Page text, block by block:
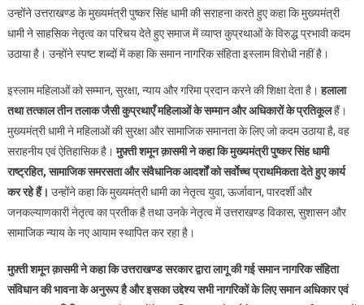
उन्होंने उत्तराखण्ड के मुख्यमंत्री पुष्कर सिंह धामी की सराहना करते हुए कहा कि मुख्यमंत्री
धामी ने साहसिक नेतृत्व का परिचय देते हुए समाज में व्याप्त कुप्रथाओं के विरुद्ध प्रभावी कदम
उठाया है। उन्होंने स्पष्ट शब्दों में कहा कि समान नागरिक संहिता इस्लाम विरोधी नहीं है।
इस्लाम महिलाओं को सम्मान, सुरक्षा, न्याय और गरिमा प्रदान करने की शिक्षा देता है।हलाला
तथा तत्काल तीन तलाक जैसी कुप्रथाएँ महिलाओं के सम्मान और अधिकारों के प्रतिकूलहैं।
मुख्यमंत्री धामी ने महिलाओं की सुरक्षा और सामाजिक समानता के लिए जो कदम उठाया है, वह
सराहनीय एवं ऐतिहासिक है।मुफ़्ती शमून क़ासमी ने कहा कि मुख्यमंत्री पुष्कर सिंह धामी
राष्ट्रहित, सामाजिक समरसता और संवैधानिक आदर्शों को सर्वाेच्च प्राथमिकता देते हुए कार्य
कर रहे हैं। उन्होंने कहा कि मुख्यमंत्री धामी का नेतृत्व युवा, ऊर्जावान, पारदर्शी और
जनकल्याणकारी नेतृत्व का प्रतीक है तथा उनके नेतृत्व में उत्तराखण्ड विकास, सुशासन और
सामाजिक न्याय के नए आयाम स्थापित कर रहा है।
मुफ़्ती शमून क़ासमी ने कहा कि उत्तराखण्ड सरकार द्वारा लागू की गई समान नागरिक संहिता
संविधान की भावना के अनुरूप है और इसका उद्देश्य सभी नागरिकों के लिए समान अधिकार एवं